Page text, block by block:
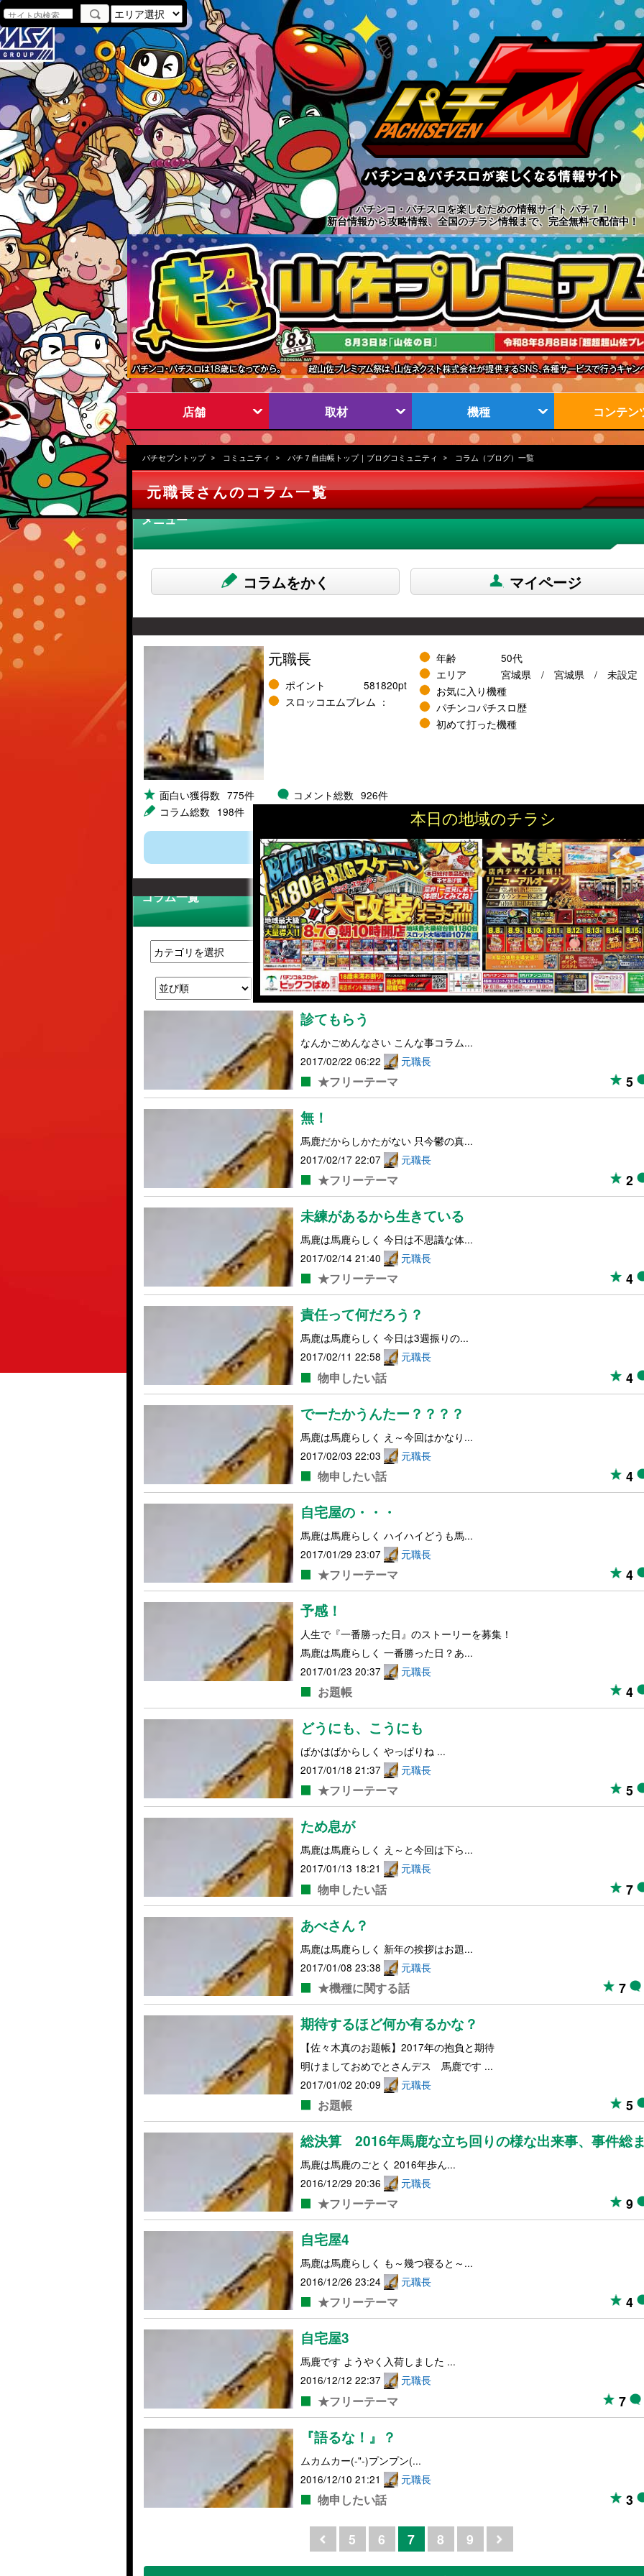
本日の地域のチラシ
パチンコ・パチスロを楽しむための情報サイト パチ７！
新台情報から攻略情報、全国のチラシ情報まで、完全無料で配信中！
店舗 取材 機種 コンテン
パチセブントップ コミュニティ パチ７自由帳トップ｜ブログコミュニティ コラム（ブログ）一覧
元職長さんのコラム一覧
メニュー
コラムをかく マイページ
元職長
ポイント
581820pt
スロッコエムブレム ：
面白い獲得数 775件 コメント総数 926件
コラム総数 198件
年齢
50代
エリア
宮城県 宮城県
未設定
お気に入り機種
パチンコパチスロ歴
初めて打った機種
コラム一覧
診てもらう
なんかごめんなさい こんな事コラム...
2017/02/22 06:22
元職長
★フリーテーマ 5
無！
馬鹿だからしかたがない 只今鬱の真...
2017/02/17 22:07
元職長
★フリーテーマ 2
未練があるから生きている
馬鹿は馬鹿らしく 今日は不思議な体...
2017/02/14 21:40
元職長
★フリーテーマ 4
責任って何だろう？
馬鹿は馬鹿らしく 今日は3週振りの...
2017/02/11 22:58
元職長
物申したい話 4
でーたかうんたー？？？？
馬鹿は馬鹿らしく え～今回はかなり...
2017/02/03 22:03
元職長
物申したい話 4
自宅屋の・・・
馬鹿は馬鹿らしく ハイハイどうも馬...
2017/01/29 23:07
元職長
★フリーテーマ 4
予感！
人生で『一番勝った日』のストーリーを募集！
馬鹿は馬鹿らしく 一番勝った日？あ...
2017/01/23 20:37
元職長
お題帳 4
どうにも、こうにも
ばかはばからしく やっぱりね ...
2017/01/18 21:37
元職長
★フリーテーマ 5
ため息が
馬鹿は馬鹿らしく え～と今回は下ら...
2017/01/13 18:21
元職長
物申したい話 7
あべさん？
馬鹿は馬鹿らしく 新年の挨拶はお題...
2017/01/08 23:38
元職長
★機種に関する話 7
期待するほど何か有るかな？
【佐々木真のお題帳】2017年の抱負と期待
明けましておめでとさんデス 馬鹿です ...
2017/01/02 20:09
元職長
お題帳 5
総決算 2016年馬鹿な立ち回りの様な出来事、事件総
馬鹿は馬鹿のごとく 2016年歩ん...
2016/12/29 20:36
元職長
★フリーテーマ 9
自宅屋4
馬鹿は馬鹿らしく も～幾つ寝ると～...
2016/12/26 23:24
元職長
★フリーテーマ 4
自宅屋3
馬鹿です ようやく入荷しました ...
2016/12/12 22:37
元職長
★フリーテーマ 7
『語るな！』？
ムカムカー(-"-)プンプン(...
2016/12/10 21:21
元職長
物申したい話 3
5 6 7 8 9